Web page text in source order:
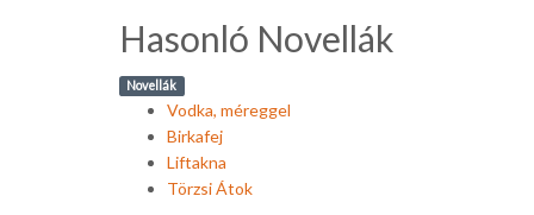
Hasonló Novellák
Novellák
Vodka, méreggel
Birkafej
Liftakna
Törzsi Átok